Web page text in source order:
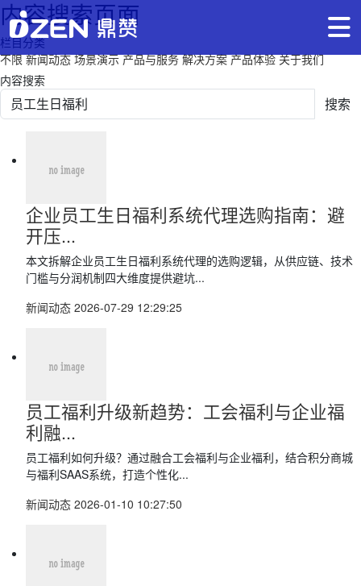
内容搜索页面
栏目分类
不限 新闻动态 场景演示 产品与服务 解决方案 产品体验 关于我们
内容搜索
搜索
企业员工生日福利系统代理选购指南：避
开压...
本文拆解企业员工生日福利系统代理的选购逻辑，从供应链、技术
门槛与分润机制四大维度提供避坑...
新闻动态 2026-07-29 12:29:25
员工福利升级新趋势：工会福利与企业福
利融...
员工福利如何升级？通过融合工会福利与企业福利，结合积分商城
与福利SAAS系统，打造个性化...
新闻动态 2026-01-10 10:27:50